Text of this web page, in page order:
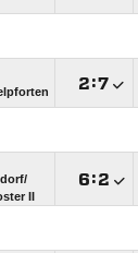
:
II
: